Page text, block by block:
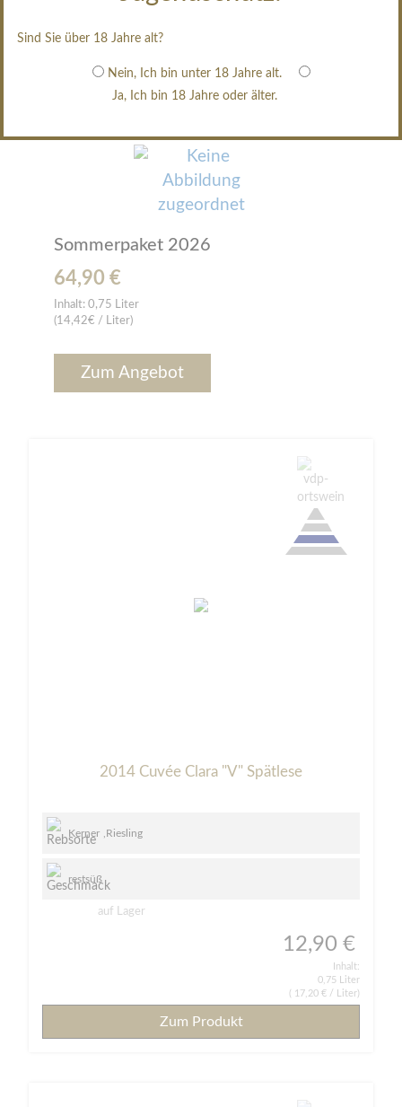
Sind Sie über 18 Jahre alt?
Nein, Ich bin unter 18 Jahre alt.
Ja, Ich bin 18 Jahre oder älter.
Sommerpaket 2026
64,90 €
Inhalt: 0,75 Liter
(14,42€ / Liter)
Zum Angebot
2014 Cuvée Clara "V" Spätlese
Kerner Riesling
restsüß
auf Lager
12,90 €
Inhalt:
0,75 Liter
17,20 € / Liter)
Zum Produkt